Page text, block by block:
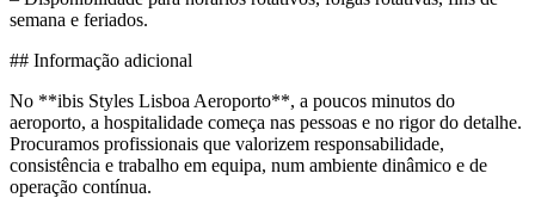
semana e feriados.
## Informação adicional
No **ibis Styles Lisboa Aeroporto**, a poucos minutos do
aeroporto, a hospitalidade começa nas pessoas e no rigor do detalhe.
Procuramos profissionais que valorizem responsabilidade,
consistência e trabalho em equipa, num ambiente dinâmico e de
operação contínua.